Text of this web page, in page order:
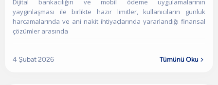
Dijital bankacılığın ve mobil ödeme uygulamalarının
yaygınlaşması ile birlikte hazır limitler, kullanıcıların günlük
harcamalarında ve ani nakit ihtiyaçlarında yararlandığı finansal
çözümler arasında
4 Şubat 2026 Tümünü Oku 